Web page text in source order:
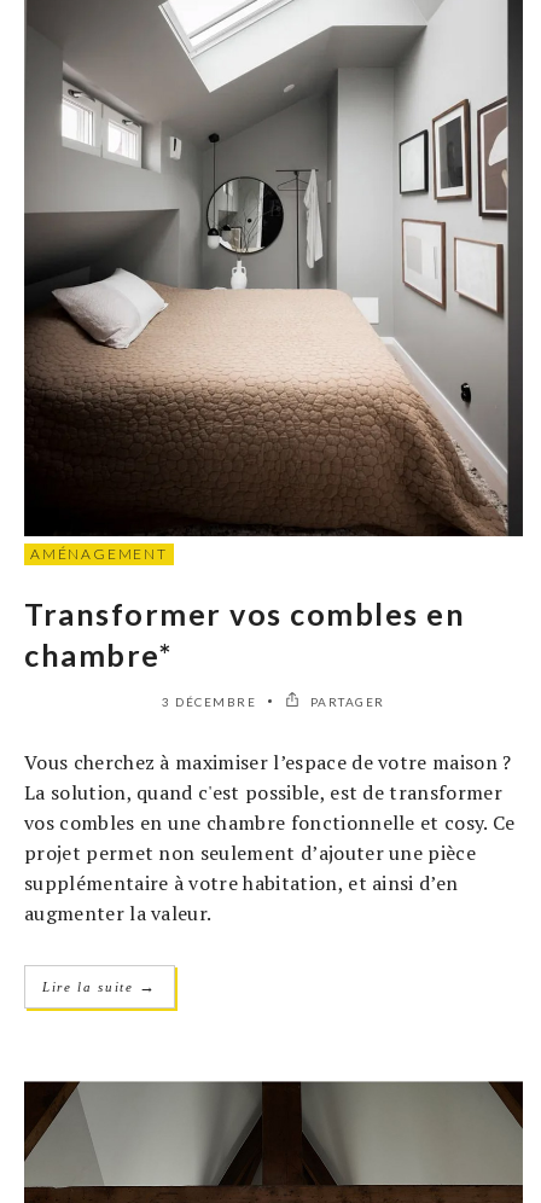
AMÉNAGEMENT
Transformer vos combles en
chambre*
3 DÉCEMBRE PARTAGER
Vous cherchez à maximiser l’espace de votre maison ?
La solution, quand c'est possible, est de transformer
vos combles en une chambre fonctionnelle et cosy. Ce
projet permet non seulement d’ajouter une pièce
supplémentaire à votre habitation, et ainsi d’en
augmenter la valeur.
Lire la suite →